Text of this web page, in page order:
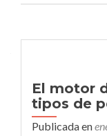
El motor
tipos de
Publicada en